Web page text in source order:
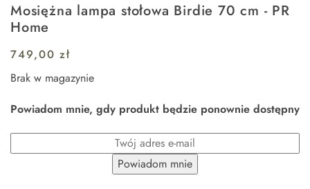
Mosiężna lampa stołowa Birdie 70 cm - PR
Home
749,00zł
Brak w magazynie
Powiadom mnie, gdy produkt będzie ponownie dostępny